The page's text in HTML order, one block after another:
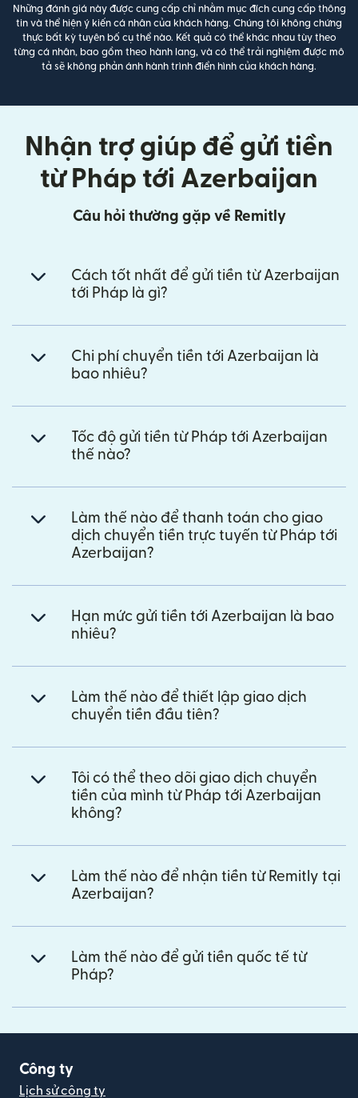
Những đánh giá này được cung cấp chỉ nhằm mục đích cung cấp thông
tin và thể hiện ý kiến cá nhân của khách hàng. Chúng tôi không chứng
thực bất kỳ tuyên bố cụ thể nào. Kết quả có thể khác nhau tùy theo
từng cá nhân, bao gồm theo hành lang, và có thể trải nghiệm được mô
tả sẽ không phản ánh hành trình điển hình của khách hàng.
Nhận trợ giúp để gửi tiền
từ Pháp tới Azerbaijan
Câu hỏi thường gặp về Remitly
Cách tốt nhất để gửi tiền từ Azerbaijan
tới Pháp là gì?
Chi phí chuyển tiền tới Azerbaijan là
bao nhiêu?
Tốc độ gửi tiền từ Pháp tới Azerbaijan
thế nào?
Làm thế nào để thanh toán cho giao
dịch chuyển tiền trực tuyến từ Pháp tới
Azerbaijan?
Hạn mức gửi tiền tới Azerbaijan là bao
nhiêu?
Làm thế nào để thiết lập giao dịch
chuyển tiền đầu tiên?
Tôi có thể theo dõi giao dịch chuyển
tiền của mình từ Pháp tới Azerbaijan
không?
Làm thế nào để nhận tiền từ Remitly tại
Azerbaijan?
Làm thế nào để gửi tiền quốc tế từ
Pháp?
Công ty
Lịch sử công ty